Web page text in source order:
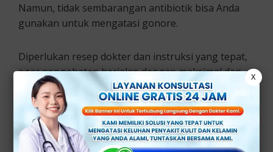
Namun, tidak sembarangan antibiotik bisa Anda
gunakan untuk mengatasi gonore.
Diperlukan resep dokter dan instruksi yang tepat,
agar pengobatan berjalan dengan maksimal dan
infeksi tidak kambuh kembali.
X